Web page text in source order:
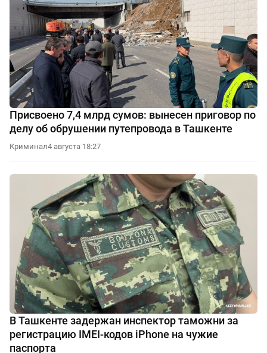
Присвоено 7,4 млрд сумов: вынесен приговор по
делу об обрушении путепровода в Ташкенте
Криминал4 августа 18:27
В Ташкенте задержан инспектор таможни за
регистрацию IMEI-кодов iPhone на чужие
паспорта